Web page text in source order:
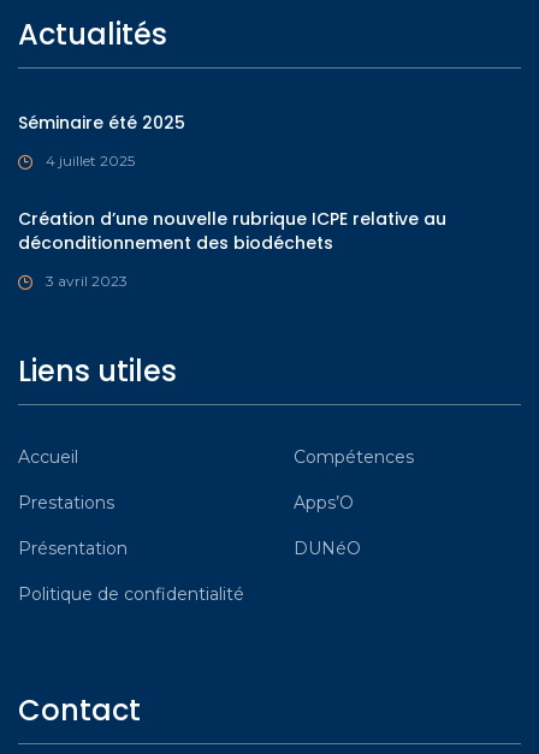
Actualités
Séminaire été 2025
4 juillet 2025
Création d’une nouvelle rubrique ICPE relative au
déconditionnement des biodéchets
3 avril 2023
Liens utiles
Accueil Compétences
Prestations Apps’O
Présentation DUNéO
Politique de confidentialité
Contact